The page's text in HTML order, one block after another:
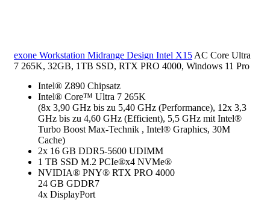
exone Workstation Midrange Design Intel X15 AC Core Ultra
7 265K, 32GB, 1TB SSD, RTX PRO 4000, Windows 11 Pro
Intel® Z890 Chipsatz
Intel® Core™ Ultra 7 265K
(8x 3,90 GHz bis zu 5,40 GHz (Performance), 12x 3,3
GHz bis zu 4,60 GHz (Efficient), 5,5 GHz mit Intel®
Turbo Boost Max-Technik , Intel® Graphics, 30M
Cache)
2x 16 GB DDR5-5600 UDIMM
1 TB SSD M.2 PCIe®x4 NVMe®
NVIDIA® PNY® RTX PRO 4000
24 GB GDDR7
4x DisplayPort